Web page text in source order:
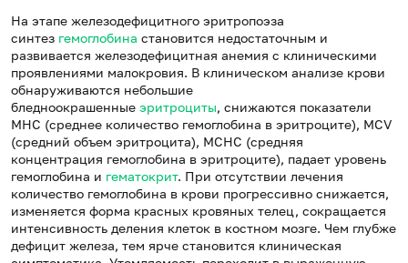
На этапе железодефицитного эритропоэза
синтез гемоглобина становится недостаточным и
развивается железодефицитная анемия с клиническими
проявлениями малокровия. В клиническом анализе крови
обнаруживаются небольшие
бледноокрашенные эритроциты, снижаются показатели
МНС (среднее количество гемоглобина в эритроците), MCV
(средний объем эритроцита), МСНС (средняя
концентрация гемоглобина в эритроците), падает уровень
гемоглобина и гематокрит. При отсутствии лечения
количество гемоглобина в крови прогрессивно снижается,
изменяется форма красных кровяных телец, сокращается
интенсивность деления клеток в костном мозге. Чем глубже
дефицит железа, тем ярче становится клиническая